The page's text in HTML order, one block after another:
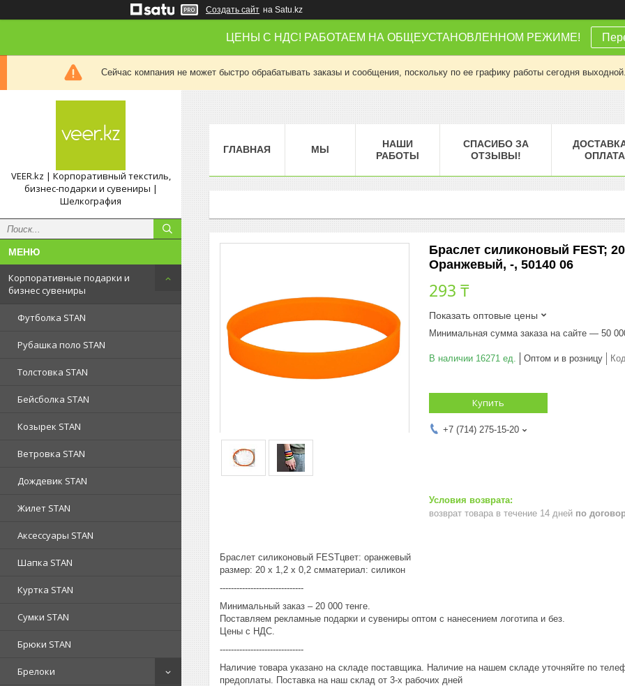
Создать сайт на Satu.kz
ЦЕНЫ С НДС! РАБОТАЕМ НА ОБЩЕУСТАНОВЛЕННОМ РЕЖИМЕ!
Сейчас компания не может быстро обрабатывать заказы и сообщения, поскольку по ее графику работы сегодня
VEER.kz | Корпоративный текстиль,
бизнес-подарки и сувениры |
Шелкография
Корпоративные подарки и
бизнес сувениры
Футболка STAN
Рубашка поло STAN
Толстовка STAN
Бейсболка STAN
Козырек STAN
Ветровка STAN
Дождевик STAN
Жилет STAN
Аксессуары STAN
Шапка STAN
Куртка STAN
Сумки STAN
Брюки STAN
Брелоки
ГЛАВНАЯ МЫ
НАШИ
РАБОТЫ
СПАСИБО ЗА
ОТЗЫВЫ!
ОПЛАТА
Браслет силиконовый FEST;
Оранжевый, -, 50140 06
293 ₸
Показать оптовые цены
Минимальная сумма заказа на сайте — 50
В наличии 16271 ед. Оптом и в розницу
Купить
+7 (714) 275-15-20
возврат товара в течение 14 дней по
Браслет силиконовый FESTцвет: оранжевый
размер: 20 x 1,2 x 0,2 смматериал: силикон
------------------------------
Минимальный заказ – 20 000 тенге.
Поставляем рекламные подарки и сувениры оптом с нанесением логотипа и без.
Цены с НДС.
------------------------------
Наличие товара указано на складе поставщика. Наличие на нашем складе уточняйте по
предоплаты. Поставка на наш склад от 3-x рабочих дней